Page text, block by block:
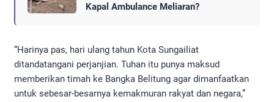
Kapal Ambulance Meliaran?
“Harinya pas, hari ulang tahun Kota Sungailiat
ditandatangani perjanjian. Tuhan itu punya maksud
memberikan timah ke Bangka Belitung agar dimanfaatkan
untuk sebesar-besarnya kemakmuran rakyat dan negara,”